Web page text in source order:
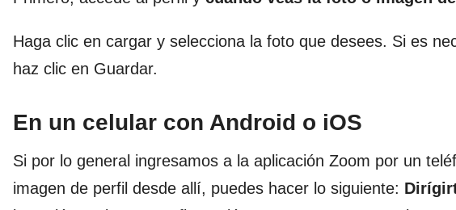
Haga clic en cargar y selecciona la foto que desees. Si es
haz clic en Guardar.
En un celular con Android o iOS
Si por lo general ingresamos a la aplicación Zoom por un
imagen de perfil desde allí, puedes hacer lo siguiente: